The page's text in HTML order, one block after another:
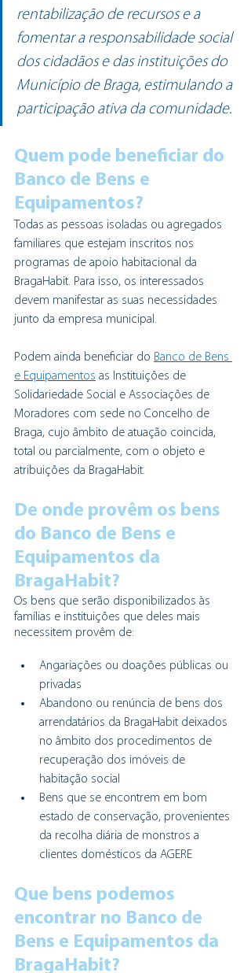
rentabilização de recursos e a
fomentar a responsabilidade social
dos cidadãos e das instituições do
Município de Braga, estimulando a
participação ativa da comunidade.
Quem pode beneficiar do
Banco de Bens e
Equipamentos?
Todas as pessoas isoladas ou agregados
familiares que estejam inscritos nos
programas de apoio habitacional da
BragaHabit. Para isso, os interessados
devem manifestar as suas necessidades
junto da empresa municipal.
Podem ainda beneficiar do Banco de Bens
e Equipamentos as Instituições de
Solidariedade Social e Associações de
Moradores com sede no Concelho de
Braga, cujo âmbito de atuação coincida,
total ou parcialmente, com o objeto e
atribuições da BragaHabit.
De onde provêm os bens
do Banco de Bens e
Equipamentos da
BragaHabit?
Os bens que serão disponibilizados às
famílias e instituições que deles mais
necessitem provêm de:
Angariações ou doações públicas ou
privadas
Abandono ou renúncia de bens dos
arrendatários da BragaHabit deixados
no âmbito dos procedimentos de
recuperação dos imóveis de
habitação social
Bens que se encontrem em bom
estado de conservação, provenientes
da recolha diária de monstros a
clientes domésticos da AGERE
Que bens podemos
encontrar no Banco de
Bens e Equipamentos da
BragaHabit?